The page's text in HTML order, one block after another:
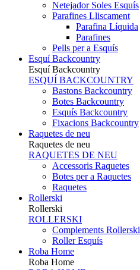
Netejador Soles Esquís
Parafines Lliscament
Parafina Líquida
Parafines
Pells per a Esquís
Esquí Backcountry
Esquí Backcountry
ESQUÍ BACKCOUNTRY
Bastons Backcountry
Botes Backcountry
Esquís Backcountry
Fixacions Backcountry
Raquetes de neu
Raquetes de neu
RAQUETES DE NEU
Accessoris Raquetes
Botes per a Raquetes
Raquetes
Rollerski
Rollerski
ROLLERSKI
Complements Rollerski
Roller Esquís
Roba Home
Roba Home